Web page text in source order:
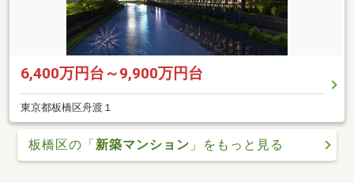
6,400万円台～9,900万円台
東京都板橋区舟渡１
板橋区の「新築マンション 」をもっと見る